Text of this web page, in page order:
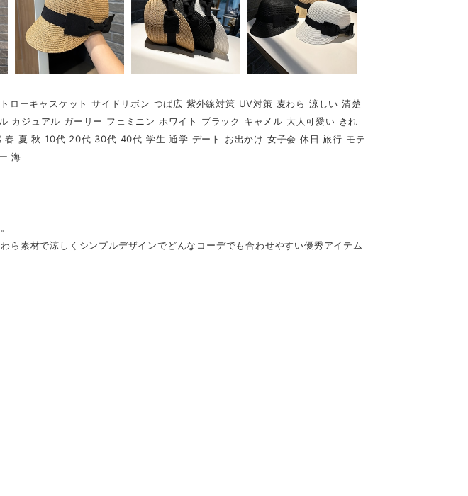
ローキャスケット サイドリボン つば広 紫外線対策 UV対策 麦わら 涼しい 清楚
カジュアル ガーリー フェミニン ホワイト ブラック キャメル 大人可愛い きれ
春 夏 秋 10代 20代 30代 40代 学生 通学 デート お出かけ 女子会 休日 旅行 モテ
海
ら素材で涼しくシンプルデザインでどんなコーデでも合わせやすい優秀アイテム